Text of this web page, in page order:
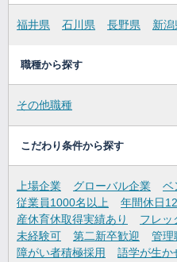
福井県 石川県 長野県 新潟
職種から探す
その他職種
こだわり条件から探す
上場企業 グローバル企業 ベ
従業員1000名以上
年間休日
産休育休取得実績あり
フレッ
未経験可
第二新卒歓迎 管理
障がい者積極採用
語学が生か